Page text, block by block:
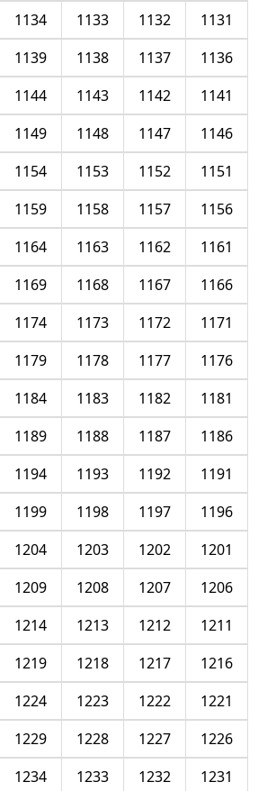
1131
1132
1133
1134
1136
1137
1138
1139
1141
1142
1143
1144
1146
1147
1148
1149
1151
1152
1153
1154
1156
1157
1158
1159
1161
1162
1163
1164
1166
1167
1168
1169
1171
1172
1173
1174
1176
1177
1178
1179
1181
1182
1183
1184
1186
1187
1188
1189
1191
1192
1193
1194
1196
1197
1198
1199
1201
1202
1203
1204
1206
1207
1208
1209
1211
1212
1213
1214
1216
1217
1218
1219
1221
1222
1223
1224
1226
1227
1228
1229
1231
1232
1233
1234